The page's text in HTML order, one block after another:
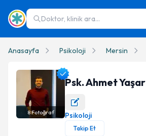
Doktor, klinik ara...
Anasayfa Psikoloji Mersin
Psk. Ahmet Yaşar Profil Fotoğrafı
8Fotoğraf
Psk. Ahmet Yaşar
Psikoloji
Takip Et